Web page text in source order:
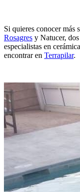
Si quieres conocer más
Rosagres y Natucer,
especialistas en
encontrar en Terrapilar.